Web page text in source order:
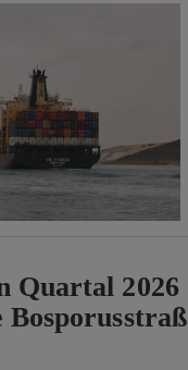
Quartal